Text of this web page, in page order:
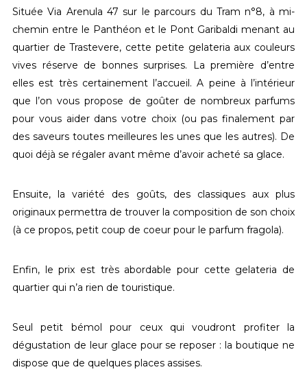
Située Via Arenula 47 sur le parcours du Tram n°8, à mi-
chemin entre le Panthéon et le Pont Garibaldi menant au
quartier de Trastevere, cette petite gelateria aux couleurs
vives réserve de bonnes surprises. La première d’entre
elles est très certainement l’accueil. A peine à l’intérieur
que l’on vous propose de goûter de nombreux parfums
pour vous aider dans votre choix (ou pas finalement par
des saveurs toutes meilleures les unes que les autres). De
quoi déjà se régaler avant même d’avoir acheté sa glace.
Ensuite, la variété des goûts, des classiques aux plus
originaux permettra de trouver la composition de son choix
(à ce propos, petit coup de coeur pour le parfum fragola).
Enfin, le prix est très abordable pour cette gelateria de
quartier qui n’a rien de touristique.
Seul petit bémol pour ceux qui voudront profiter la
dégustation de leur glace pour se reposer : la boutique ne
dispose que de quelques places assises.